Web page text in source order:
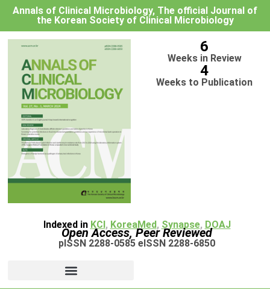
Annals of Clinical Microbiology, The official Journal of
the Korean Society of Clinical Microbiology
6
Weeks in Review
4
Weeks to Publication
Indexed in KCI, KoreaMed, Synapse, DOAJ
Open Access, Peer Reviewed
pISSN 2288-0585 eISSN 2288-6850